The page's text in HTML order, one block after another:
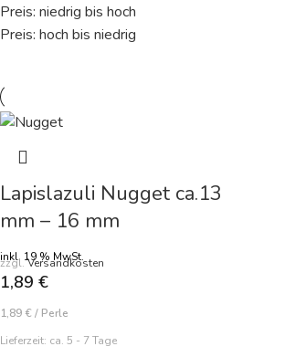
Preis: niedrig bis hoch
Preis: hoch bis niedrig
Lapislazuli Nugget ca.13
mm – 16 mm
inkl. 19 % MwSt.
zzgl.Versandkosten
1,89 €
1,89 € / Perle
Lieferzeit: ca. 5 - 7 Tage